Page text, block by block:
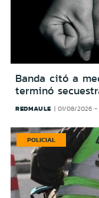
Banda citó a
terminó
REDMAULE 01/08/2026 -
POLICIAL